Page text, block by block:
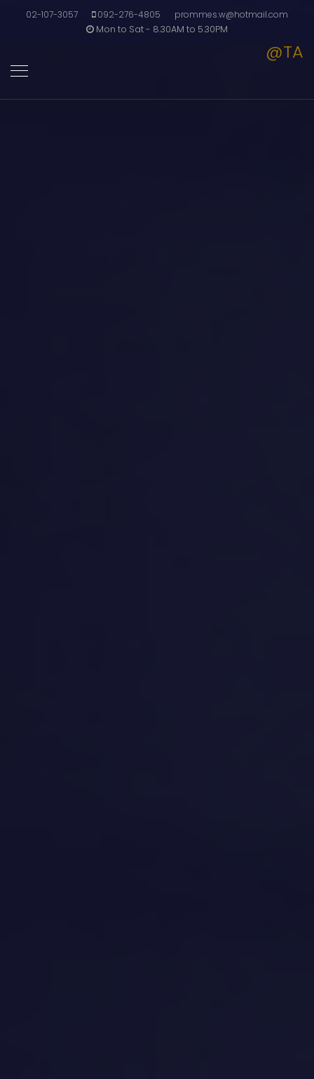
02-107-3057 092-276-4805
prommes.w@hotmail.com
Mon to Sat - 8.30AM to 5.30PM
@TA